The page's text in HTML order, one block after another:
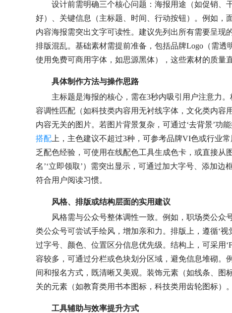
设计前需明确三个核心问题：海报用途（如促销、
好）、关键信息（主标题、时间、行动按钮）。例如，
内容海报需突出文字可读性。建议先列出所有需要呈
排版混乱。基础素材需提前准备，包括品牌Logo（需
使用免费可商用字体，如思源黑体），这些素材的质量
具体制作方法与操作思路
主标题是海报的核心，需在3秒内吸引用户注意力
容调性匹配（如科技类内容用无衬线字体，文化类内容
内容无关的图片。若图片背景复杂，可通过‘去背景’功
搭配 上，主色建议不超过3种，可参考品牌VI色或行业
乏配色经验，可使用在线配色工具生成色卡，或直接从
名’‘立即领取’）需突出显示，可通过加大字号、添加边
符合用户阅读习惯。
风格、排版或结构层面的实用建议
风格需与公众号整体调性一致。例如，职场类公
类公众号可尝试手绘风，增加亲和力。排版上，遵循‘
过字号、颜色、位置区分信息优先级。结构上，可采用
容较多，可通过分栏或色块划分区域，避免信息堆砌。
间和报名方式，既清晰又美观。装饰元素（如线条、图
关的元素（如教育类用书本图标，科技类用齿轮图标）。
工具辅助与效率提升方式